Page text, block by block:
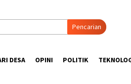
Pencarian
DESA OPINI POLITIK